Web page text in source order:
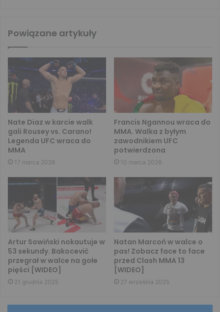
Powiązane artykuły
Nate Diaz w karcie walk
gali Rousey vs. Carano!
Legenda UFC wraca do
MMA
17 marca 2026
Francis Ngannou wraca do
MMA. Walka z byłym
zawodnikiem UFC
potwierdzona
10 marca 2026
Artur Sowiński nokautuje w
53 sekundy. Bakocević
przegrał w walce na gołe
pięści [WIDEO]
21 grudnia 2025
Natan Marcoń w walce o
pas! Zobacz face to face
przed Clash MMA 13
[WIDEO]
27 września 2025